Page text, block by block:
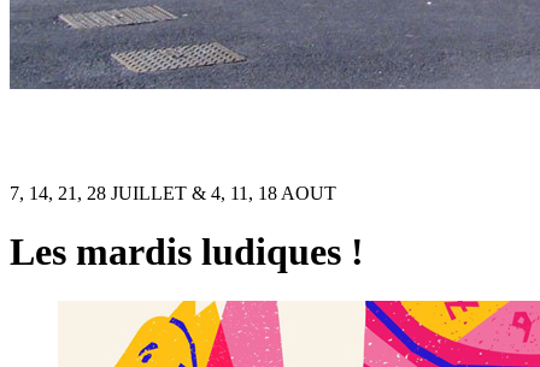
7, 14, 21, 28 JUILLET & 4, 11, 18 AOUT
Les mardis ludiques !